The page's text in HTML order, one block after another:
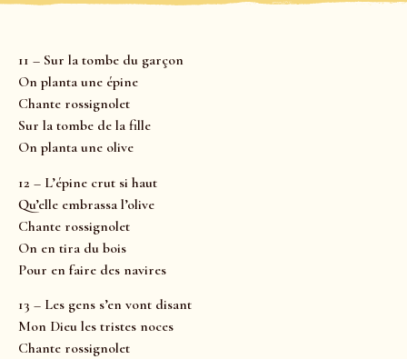
11 – Sur la tombe du garçon
On planta une épine
Chante rossignolet
Sur la tombe de la fille
On planta une olive
12 – L’épine crut si haut
Qu’elle embrassa l’olive
Chante rossignolet
On en tira du bois
Pour en faire des navires
13 – Les gens s’en vont disant
Mon Dieu les tristes noces
Chante rossignolet